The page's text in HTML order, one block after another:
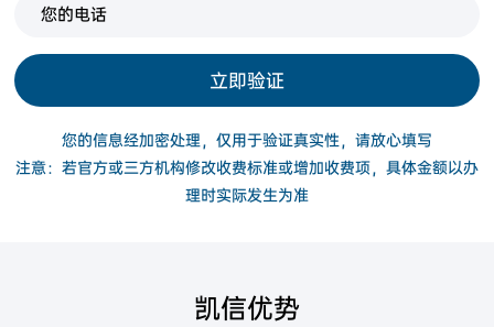
立即验证
您的信息经加密处理，仅用于验证真实性，请放心填写
注意：若官方或三方机构修改收费标准或增加收费项，具体金额以办
理时实际发生为准
凯信优势